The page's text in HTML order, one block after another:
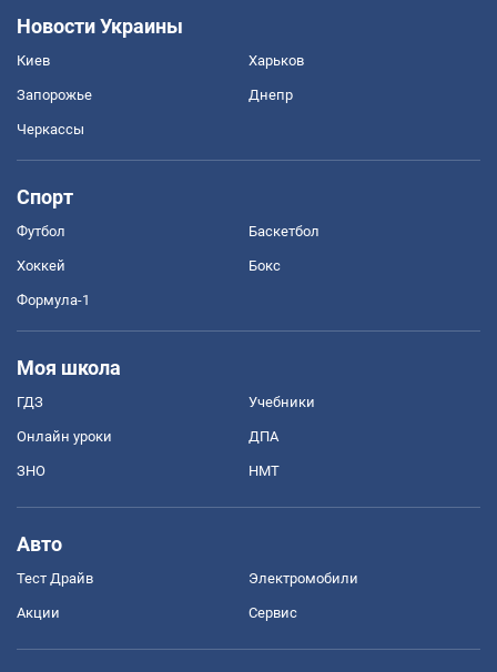
Новости Украины
Киев Харьков
Запорожье Днепр
Черкассы
Спорт
Футбол Баскетбол
Хоккей Бокс
Формула-1
Моя школа
ГДЗ Учебники
Онлайн уроки ДПА
ЗНО НМТ
Авто
Тест Драйв Электромобили
Акции Сервис